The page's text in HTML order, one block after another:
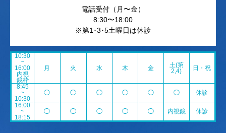
電話受付（月〜金）
8:30〜18:00
※第1･3･5土曜日は休診
10:30
~
16:00
内視
鏡枠
月 火 水 木 金
土(第
2,4)
日・祝
8:45
~
10:30
◯ ◯ ◯ ◯ ◯ ◯
休診
16:00
~
18:15
◯ ◯ ◯ ◯ ◯ 内視鏡 休診